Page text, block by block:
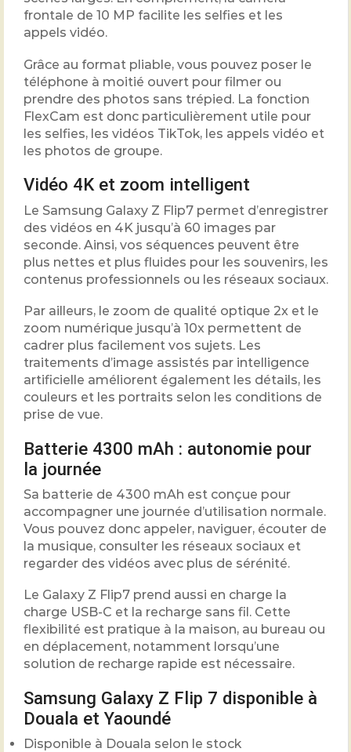
frontale de 10 MP facilite les selfies et les
appels vidéo.
Grâce au format pliable, vous pouvez poser le
téléphone à moitié ouvert pour filmer ou
prendre des photos sans trépied. La fonction
FlexCam est donc particulièrement utile pour
les selfies, les vidéos TikTok, les appels vidéo et
les photos de groupe.
Vidéo 4K et zoom intelligent
Le Samsung Galaxy Z Flip7 permet d’enregistrer
des vidéos en 4K jusqu’à 60 images par
seconde. Ainsi, vos séquences peuvent être
plus nettes et plus fluides pour les souvenirs, les
contenus professionnels ou les réseaux sociaux.
Par ailleurs, le zoom de qualité optique 2x et le
zoom numérique jusqu’à 10x permettent de
cadrer plus facilement vos sujets. Les
traitements d’image assistés par intelligence
artificielle améliorent également les détails, les
couleurs et les portraits selon les conditions de
prise de vue.
Batterie 4300 mAh : autonomie pour
la journée
Sa batterie de 4300 mAh est conçue pour
accompagner une journée d’utilisation normale.
Vous pouvez donc appeler, naviguer, écouter de
la musique, consulter les réseaux sociaux et
regarder des vidéos avec plus de sérénité.
Le Galaxy Z Flip7 prend aussi en charge la
charge USB-C et la recharge sans fil. Cette
flexibilité est pratique à la maison, au bureau ou
en déplacement, notamment lorsqu’une
solution de recharge rapide est nécessaire.
Samsung Galaxy Z Flip 7 disponible à
Douala et Yaoundé
Disponible à Douala selon le stock